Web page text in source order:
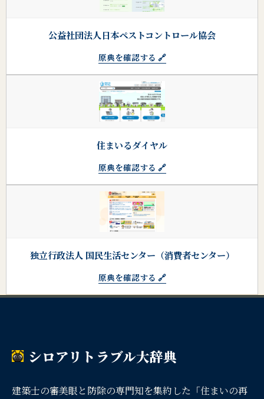
公益社団法人日本ペストコントロール協会
原典を確認する 🔗
住まいるダイヤル
原典を確認する 🔗
独立行政法人 国民生活センター（消費者センター）
原典を確認する 🔗
シロアリトラブル大辞典
建築士の審美眼と防除の専門知を集約した「住まいの再